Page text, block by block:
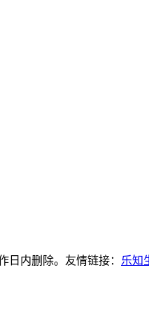
日内删除。友情链接： 乐知